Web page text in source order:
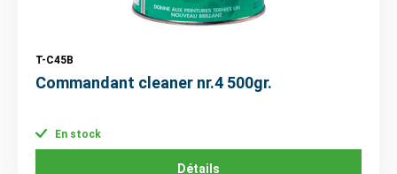
T-C45B
Commandant cleaner nr.4 500gr.
En stock
Détails